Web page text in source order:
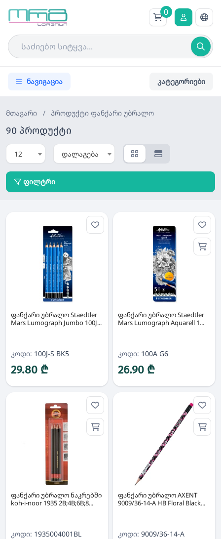
0
ნავიგაცია კატეგორიები
მთავარი / პროდუქტი ფანქარი უბრალო
90 პროდუქტი
12 დალაგება
ფილტრი
ფანქარი უბრალო Staedtler
Mars Lumograph Jumbo 100J...
კოდი: 100J-S BK5
29.80 ₾
ფანქარი უბრალო Staedtler
Mars Lumograph Aquarell 1...
კოდი: 100A G6
26.90 ₾
ფანქარი უბრალო ნაკრებში
koh-i-noor 1935 2B;4B;6B;8...
კოდი: 1935004001BL
ფანქარი უბრალო AXENT
9009/36-14-A HB Floral Black...
კოდი: 9009/36-14-A